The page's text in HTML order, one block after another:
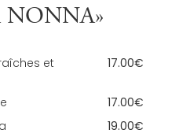
NONNA»
et
17.00€
17.00€
19.00€